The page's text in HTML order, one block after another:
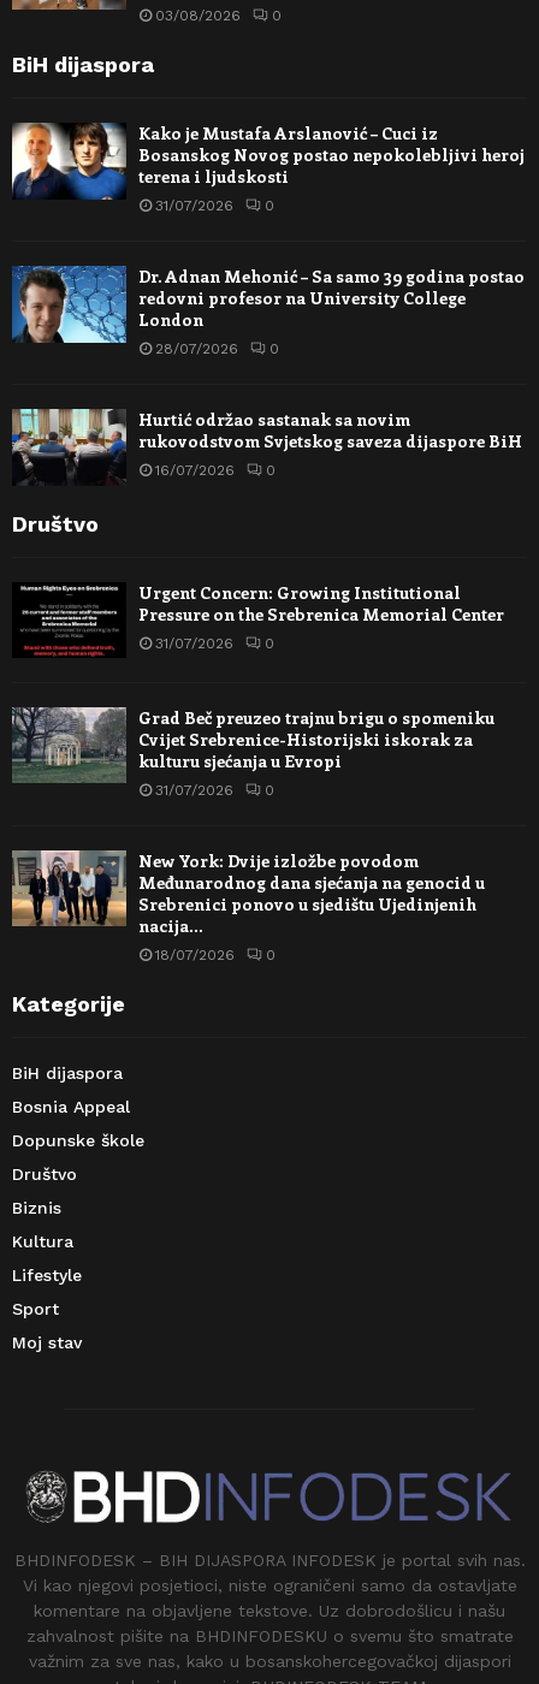
03/08/2026 0
BiH dijaspora
Kako je Mustafa Arslanović – Cuci iz
Bosanskog Novog postao nepokolebljivi heroj
terena i ljudskosti
31/07/2026 0
Dr. Adnan Mehonić – Sa samo 39 godina postao
redovni profesor na University College
London
28/07/2026 0
Hurtić održao sastanak sa novim
rukovodstvom Svjetskog saveza dijaspore BiH
16/07/2026 0
Društvo
Urgent Concern: Growing Institutional
Pressure on the Srebrenica Memorial Center
31/07/2026 0
Grad Beč preuzeo trajnu brigu o spomeniku
Cvijet Srebrenice-Historijski iskorak za
kulturu sjećanja u Evropi
31/07/2026 0
New York: Dvije izložbe povodom
Međunarodnog dana sjećanja na genocid u
Srebrenici ponovo u sjedištu Ujedinjenih
nacija…
18/07/2026 0
Kategorije
BiH dijaspora
Bosnia Appeal
Dopunske škole
Društvo
Biznis
Kultura
Lifestyle
Sport
Moj stav
BHDINFODESK – BIH DIJASPORA INFODESK je portal svih nas.
Vi kao njegovi posjetioci, niste ograničeni samo da ostavljate
komentare na objavljene tekstove. Uz dobrodošlicu i našu
zahvalnost pišite na BHDINFODESKU o svemu što smatrate
važnim za sve nas, kako u bosanskohercegovačkoj dijaspori